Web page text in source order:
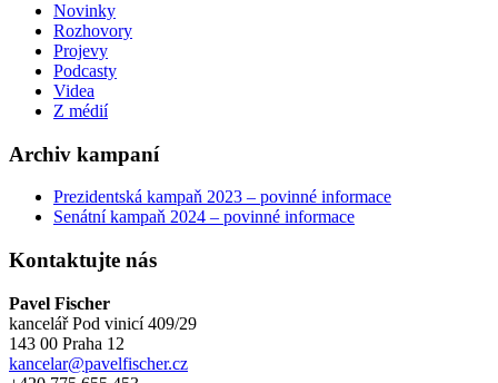
Novinky
Rozhovory
Projevy
Podcasty
Videa
Z médií
Archiv kampaní
Prezidentská kampaň 2023 – povinné informace
Senátní kampaň 2024 – povinné informace
Kontaktujte nás
Pavel Fischer
kancelář Pod vinicí 409/29
143 00 Praha 12
kancelar@pavelfischer.cz